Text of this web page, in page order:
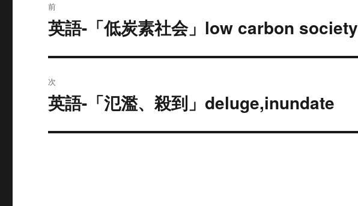
稿
ゲ
前
過
去
の
投
稿:
英語-「低炭素社会」low carbon society
次
次
の
投
英語-「氾濫、殺到」deluge,inundate